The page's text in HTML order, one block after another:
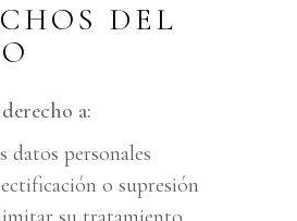
DEL
a:
datos personales
o supresión